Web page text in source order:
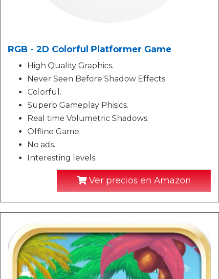
RGB - 2D Colorful Platformer Game
High Quality Graphics.
Never Seen Before Shadow Effects.
Colorful.
Superb Gameplay Phisics.
Real time Volumetric Shadows.
Offline Game.
No ads.
Interesting levels.
Ver precios en Amazon